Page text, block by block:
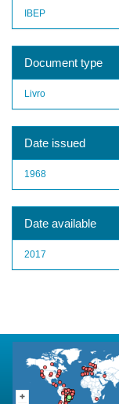
IBEP
Document type
Livro
Date issued
1968
Date available
2017